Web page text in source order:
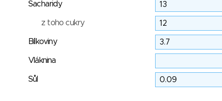
Sacharidy
z toho cukry
Bílkoviny
Vláknina
Sůl